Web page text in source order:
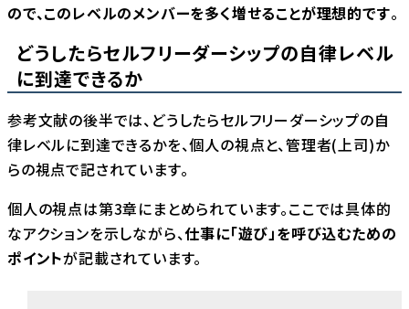
ので、このレベルのメンバーを多く増せることが理想的です。
どうしたらセルフリーダーシップの自律レベル
に到達できるか
参考文献の後半では、どうしたらセルフリーダーシップの自
律レベルに到達できるかを、個人の視点と、管理者(上司)か
らの視点で記されています。
個人の視点は第3章にまとめられています。ここでは具体的
なアクションを示しながら、仕事に「遊び」を呼び込むための
ポイントが記載されています。